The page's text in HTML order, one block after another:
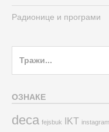
Радионице и програми
ОЗНАКЕ
deca fejsbuk IKT instagram